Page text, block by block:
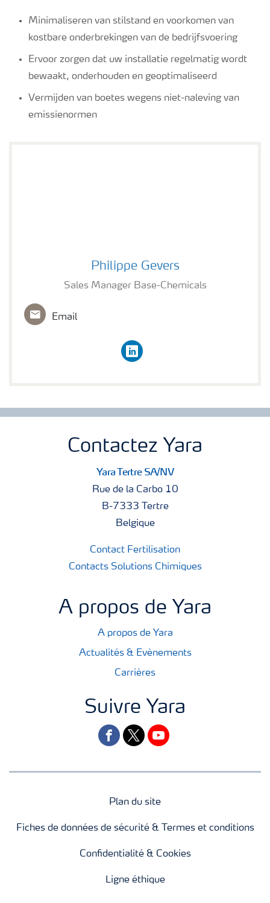
Minimaliseren van stilstand en voorkomen van
kostbare onderbrekingen van de bedrijfsvoering
Ervoor zorgen dat uw installatie regelmatig wordt
bewaakt, onderhouden en geoptimaliseerd
Vermijden van boetes wegens niet-naleving van
emissienormen
Philippe Gevers
Sales Manager Base-Chemicals
Email
linkedin
Contactez Yara
Yara Tertre SA/NV
Rue de la Carbo 10
B-7333 Tertre
Belgique
Contact Fertilisation
Contacts Solutions Chimiques
A propos de Yara
A propos de Yara
Actualités & Evènements
Carrières
Suivre Yara
facebooktwitteryoutube
Plan du site
Fiches de données de sécurité & Termes et conditions
Confidentialité & Cookies
Ligne éthique